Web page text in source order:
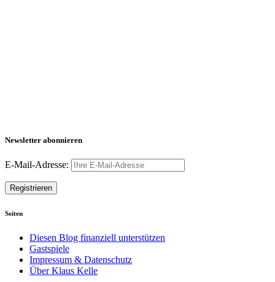
Newsletter abonnieren
E-Mail-Adresse:
Seiten
Diesen Blog finanziell unterstützen
Gastspiele
Impressum & Datenschutz
Über Klaus Kelle